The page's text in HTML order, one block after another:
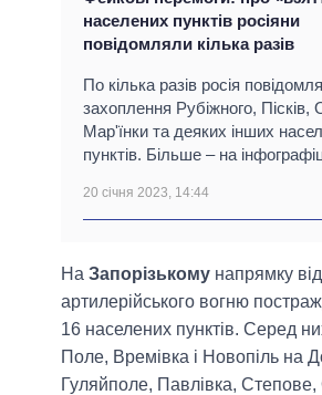
населених пунктів росіяни
повідомляли кілька разів
По кілька разів росія
захоплення Рубіжного, Пісків,
Мар'їнки та деяких інших
пунктів. Більше – на
20 січня 2023, 14:44
На Запорізькому напрямку від
артилерійського вогню
16 населених пунктів. Серед
Поле, Времівка і Новопіль на
Гуляйполе, Павлівка, Степове,